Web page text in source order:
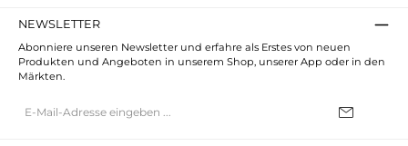
NEWSLETTER
Abonniere unseren Newsletter und erfahre als Erstes von neuen
Produkten und Angeboten in unserem Shop, unserer App oder in den
Märkten.
Mail-